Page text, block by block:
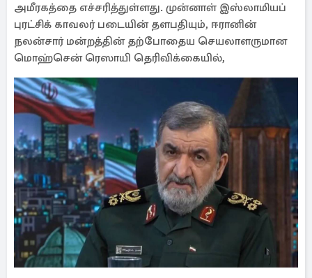
அமீரகத்தை எச்சரித்துள்ளது. முன்னாள் இஸ்லாமியப்
புரட்சிக் காவலர் படையின் தளபதியும், ஈரானின்
நலன்சார் மன்றத்தின் தற்போதைய செயலாளருமான
மொஹ்சென் ரெஸாயி தெரிவிக்கையில்,